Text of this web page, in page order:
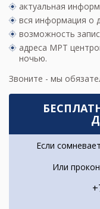
актуальная
вся информация о
возможность
адреса МРТ
ночью.
Звоните - мы
Если
Или